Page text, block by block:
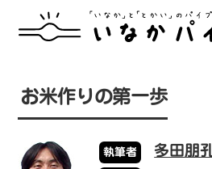
お米作りの第一歩
執筆者 多田朋